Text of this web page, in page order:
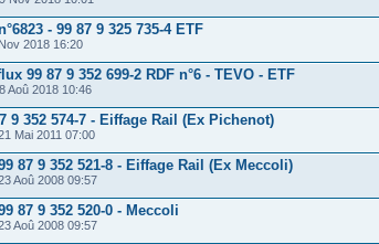
- 99 87 9 325 735-4 ETF
2018 16:20
99 87 9 352 699-2 RDF n°6 - TEVO - ETF
Aoû 2018 10:46
9 352 574-7 - Eiffage Rail (Ex Pichenot)
Mai 2011 07:00
87 9 352 521-8 - Eiffage Rail (Ex Meccoli)
Aoû 2008 09:57
87 9 352 520-0 - Meccoli
Aoû 2008 09:57